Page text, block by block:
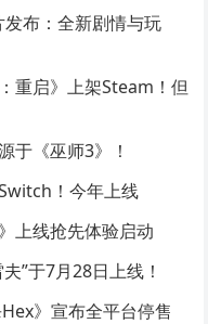
发布：全新剧情与玩
重启》上架Steam！但
于《巫师3》！
！今年上线
上线抢先体验启动
”于7月28日上线！
》宣布全平台停售